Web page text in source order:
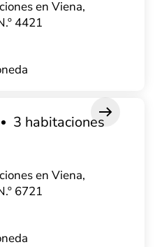
en Viena,
4421
en Viena,
6721
3 habitaciones